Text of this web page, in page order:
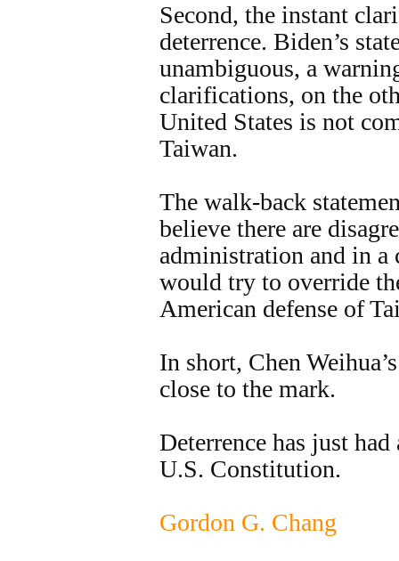
Second, the instant
deterrence. Biden’s
unambiguous, a
clarifications, on the
United States is not
Taiwan.
The walk-back
believe there are
administration and in
would try to override
American defense of
In short, Chen
close to the mark.
Deterrence has just
U.S. Constitution.
Gordon G. Chang